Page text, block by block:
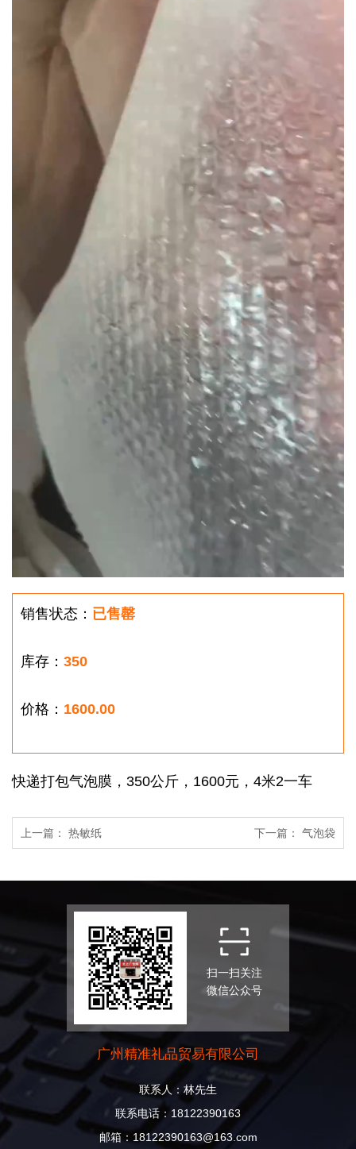
销售状态： 已售罄
库存： 350
价格： 1600.00
快递打包气泡膜，350公斤，1600元，4米2一车
上一篇： 热敏纸 下一篇： 气泡袋
扫一扫关注
微信公众号
广州精准礼品贸易有限公司
联系人：林先生
联系电话：18122390163
邮箱：18122390163@163.com